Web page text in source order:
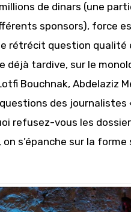
de dinars (une
sponsors), force
rétrécit question qualité
déjà tardive, sur le
Bouchnak, Abdelaziz
des journalistes
refusez-vous les
s’épanche sur la